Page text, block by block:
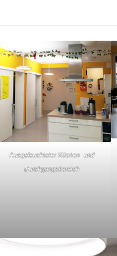
Ausgeleuchteter Küchen- und
Durchgangsbereich